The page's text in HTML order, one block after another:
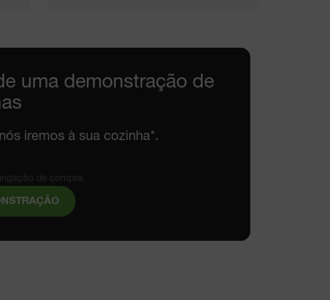
uma demonstração de
iremos à sua cozinha*.
de compra.